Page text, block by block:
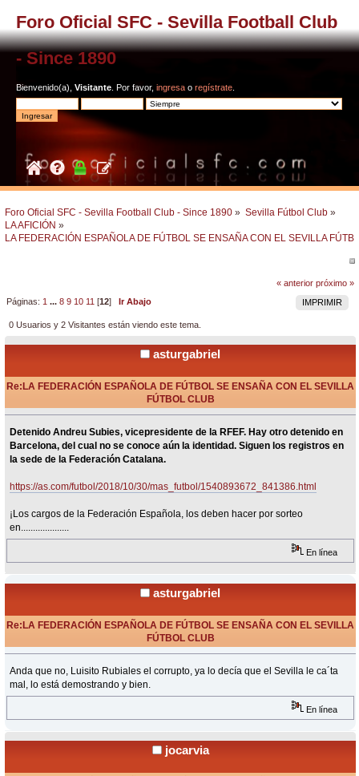
Foro Oficial SFC - Sevilla Football Club
- Since 1890
Bienvenido(a), Visitante . Por favor, ingresa o regístrate
Foro Oficial SFC - Sevilla Football Club - Since 1890 » Sevilla Fútbol Club »
LA AFICIÓN »
LA FEDERACIÓN ESPAÑOLA DE FÚTBOL SE ENSAÑA CON EL SEVILLA
« anterior próximo »
IMPRIMIR
Páginas: 1 ...8 9 10 11 [12]Ir Abajo
0 Usuarios y 2 Visitantes están viendo este tema.
asturgabriel
Re:LA FEDERACIÓN ESPAÑOLA DE FÚTBOL SE ENSAÑA CON EL SEVILLA
FÚTBOL CLUB
Detenido Andreu Subies, vicepresidente de la RFEF. Hay otro detenido en
Barcelona, del cual no se conoce aún la identidad. Siguen los registros en
la sede de la Federación Catalana.
https://as.com/futbol/2018/10/30/mas_futbol/1540893672_841386.html
¡Los cargos de la Federación Española, los deben hacer por sorteo
en....................
En línea
asturgabriel
Re:LA FEDERACIÓN ESPAÑOLA DE FÚTBOL SE ENSAÑA CON EL SEVILLA
FÚTBOL CLUB
Anda que no, Luisito Rubiales el corrupto, ya lo decía que el Sevilla le ca´ta
mal, lo está demostrando y bien.
En línea
jocarvia